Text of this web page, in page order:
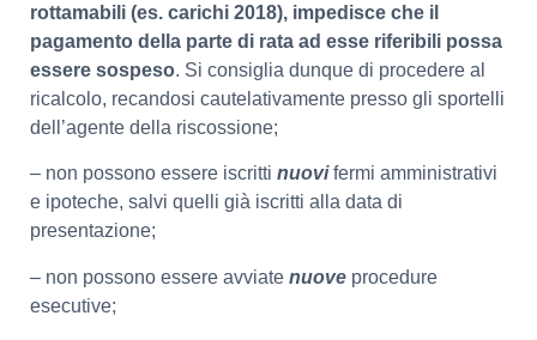
rottamabili (es. carichi 2018), impedisce che il
pagamento della parte di rata ad esse riferibili possa
essere sospeso. Si consiglia dunque di procedere al
ricalcolo, recandosi cautelativamente presso gli sportelli
dell’agente della riscossione;
– non possono essere iscritti nuovifermi amministrativi
e ipoteche, salvi quelli già iscritti alla data di
presentazione;
– non possono essere avviate nuove procedure
esecutive;